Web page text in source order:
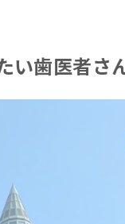
い歯医者さ